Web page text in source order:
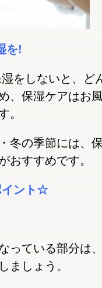
を!
をしないと、ど
、保湿ケアはお
。
冬の季節には、
おすすめです。
イント☆
っている部分は
ましょう。